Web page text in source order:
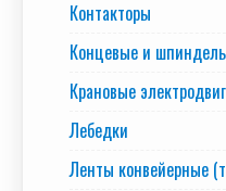
Контакторы
Концевые и
Крановые
Лебедки
Ленты конвейерные